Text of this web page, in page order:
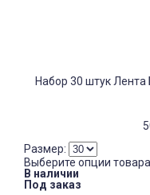
Набор 30 штук
Размер:
Выберите опции товара
В наличии
Под заказ